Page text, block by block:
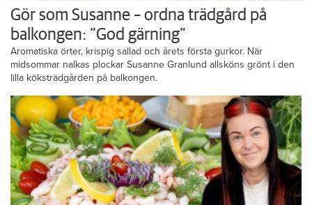
Gör som Susanne – ordna trädgård på
balkongen: ”God gärning”
Aromatiska örter, krispig sallad och årets första gurkor. När
midsommar nalkas plockar Susanne Granlund allsköns grönt i den
lilla köksträdgården på balkongen.